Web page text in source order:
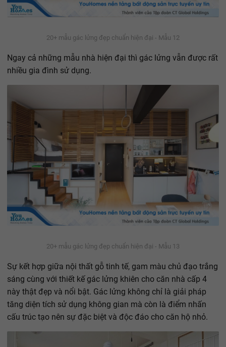
20+ mẫu gác lửng đẹp chuẩn hiện đại - Mẫu 12
Ngay cả những mẫu nhà hiện đại thì gác lửng vẫn được rất
nhiều gia đình sử dụng.
20+ mẫu gác lửng đẹp chuẩn hiện đại - Mẫu 13
Sự kết hợp giữa nội thất gỗ tinh tế, gam màu chủ đạo trắng
sáng cùng với thiết kế gác lửng khiên cho căn nhà cấp 4
này thật đẹp và nổi bật. Gác lửng không chỉ là giải pháp
tăng diện tích sử dụng không gian mà còn là điểm nhấn
cấu trúc tạo nên sự đặc biệt và độc đáo cho căn hộ nhỏ.